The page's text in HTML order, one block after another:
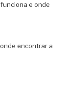
e onde
encontrar a